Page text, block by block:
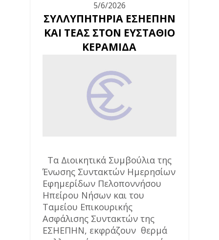
5/6/2026
ΣΥΛΛΥΠΗΤΗΡΙΑ ΕΣΗΕΠΗΝ
ΚΑΙ ΤΕΑΣ ΣΤΟΝ ΕΥΣΤΑΘΙΟ
ΚΕΡΑΜΙΔΑ
Τα Διοικητικά Συμβούλια της
Ένωσης Συντακτών Ημερησίων
Εφημερίδων Πελοποννήσου
Ηπείρου Νήσων και του
Ταμείου Επικουρικής
Ασφάλισης Συντακτών της
ΕΣΗΕΠΗΝ, εκφράζουν θερμά